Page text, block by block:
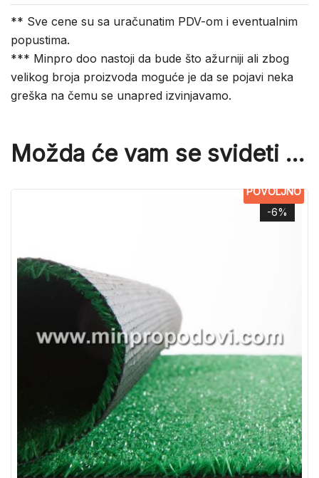
** Sve cene su sa uračunatim PDV-om i eventualnim
popustima.
*** Minpro doo nastoji da bude što ažurniji ali zbog
velikog broja proizvoda moguće je da se pojavi neka
greška na čemu se unapred izvinjavamo.
Možda će vam se svideti …
-6%
POVOLJNO